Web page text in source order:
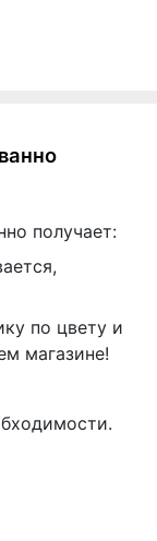
получает:
по цвету и
магазине!